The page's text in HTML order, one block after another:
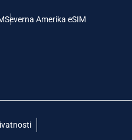
Severna Amerika eSIM
Polski
THB - Tajlandski Bat